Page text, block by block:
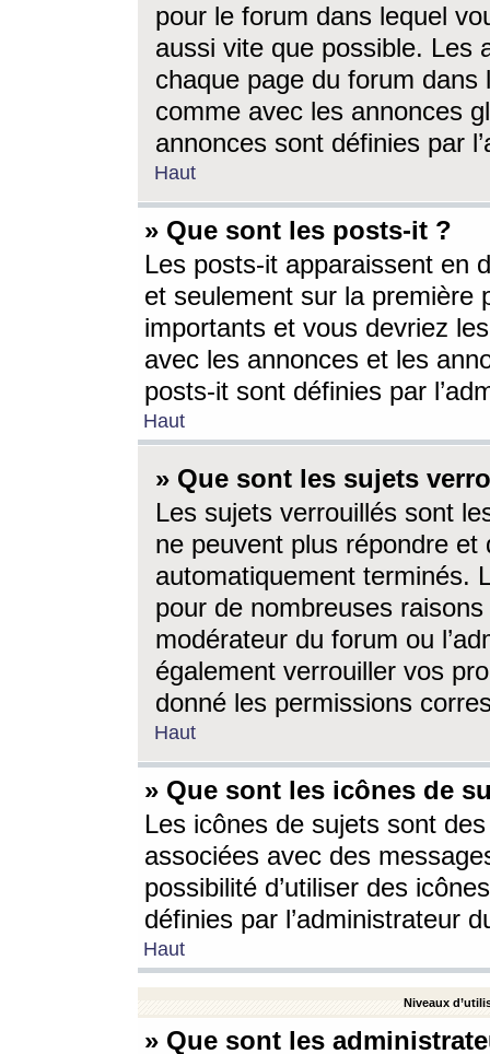
pour le forum dans lequel
aussi vite que possible. Les
chaque page du forum dans
comme avec les annonces
annonces sont définies par
Haut
» Que sont les posts-it ?
Les posts-it apparaissent en
et seulement sur la première
importants et vous devriez
avec les annonces et les
posts-it sont définies par
Haut
» Que sont les sujets
Les sujets verrouillés sont
ne peuvent plus répondre
automatiquement terminés.
pour de nombreuses
modérateur du forum ou
également verrouiller vos
donné les permissions
Haut
» Que sont les icônes de
Les icônes de sujets sont
associées avec des
possibilité d’utiliser des
définies par l’administrateur
Haut
Niveaux
» Que sont les